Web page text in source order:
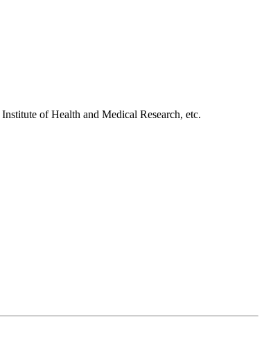
of Health and Medical Research, etc.